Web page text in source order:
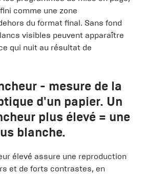
comme une zone
du format final. Sans fond
visibles peuvent apparaître
qui nuit au résultat de
- mesure de la
d'un papier. Un
plus élevé = une
blanche.
élevé assure une reproduction
et de forts contrastes, en